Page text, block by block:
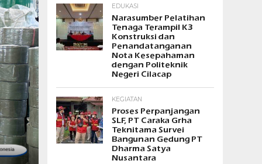
EDUKASI
Narasumber Pelatihan
Tenaga Terampil K3
Konstruksi dan
Penandatanganan
Nota Kesepahaman
dengan Politeknik
Negeri Cilacap
KEGIATAN
Proses Perpanjangan
SLF, PT Caraka Grha
Teknitama Survei
Bangunan Gedung PT
Dharma Satya
Nusantara